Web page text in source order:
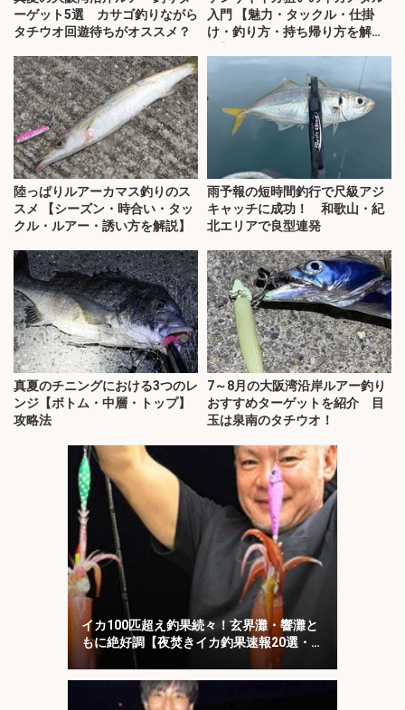
ーゲット5選 カサゴ釣りながら
タチウオ回遊待ちがオススメ？
入門 【魅力・タックル・仕掛
け・釣り方・持ち帰り方を解
陸っぱりルアーカマス釣りのス
スメ 【シーズン・時合い・タッ
クル・ルアー・誘い方を解説】
雨予報の短時間釣行で尺級アジ
キャッチに成功！ 和歌山・紀
北エリアで良型連発
真夏のチニングにおける3つのレ
ンジ【ボトム・中層・トップ】
攻略法
7～8月の大阪湾沿岸ルアー釣り
おすすめターゲットを紹介 目
玉は泉南のタチウオ！
イカ100匹超え釣果続々！玄界灘・響灘と
もに絶好調【夜焚きイカ釣果速報20選・福